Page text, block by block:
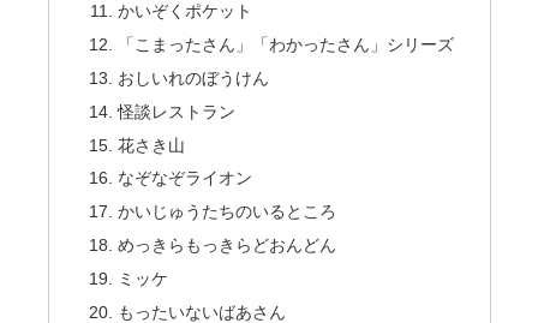
かいぞくポケット
「こまったさん」「わかったさん」シリーズ
おしいれのぼうけん
怪談レストラン
花さき山
なぞなぞライオン
かいじゅうたちのいるところ
めっきらもっきらどおんどん
ミッケ
もったいないばあさん